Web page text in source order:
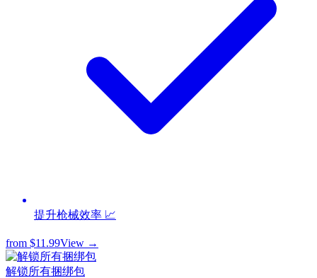
提升枪械效率 📈
from $11.99View →
解锁所有捆绑包